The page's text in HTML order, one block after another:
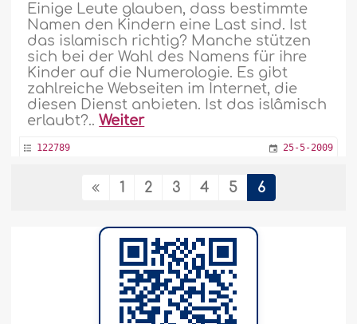
Einige Leute glauben, dass bestimmte
Namen den Kindern eine Last sind. Ist
das islamisch richtig? Manche stützen
sich bei der Wahl des Namens für ihre
Kinder auf die Numerologie. Es gibt
zahlreiche Webseiten im Internet, die
diesen Dienst anbieten. Ist das islâmisch
erlaubt?..Weiter
122789 25-5-2009
Gibt es vier Kategorien für den Tauhîd?
Kann man den Tauhîd in vier Kategorien
unterteilen? Die erste heißt Tauhîd Ar-
Rubbûbîyya, die zweite Tauhîd Al-
Ulûhîyya, die dritte Tauhîd Al-Asmâ wa
As-Sifât. Was ist mit der vierten Art
„Tauhîd Al-Hâkimîyya“?..Weiter
1 2 3 4 5 6